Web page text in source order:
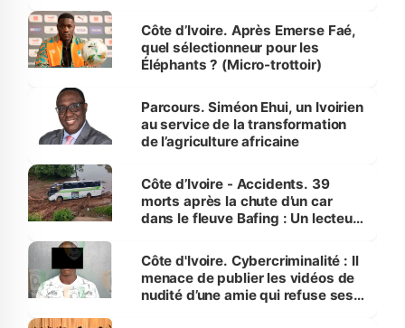
Côte d’Ivoire. Après Emerse Faé,
quel sélectionneur pour les
Éléphants ? (Micro-trottoir)
Parcours. Siméon Ehui, un Ivoirien
au service de la transformation
de l’agriculture africaine
Côte d’Ivoire - Accidents. 39
morts après la chute d’un car
dans le fleuve Bafing : Un lecteur
des Transports
Côte d'Ivoire. Cybercriminalité : Il
menace de publier les vidéos de
nudité d’une amie qui refuse ses